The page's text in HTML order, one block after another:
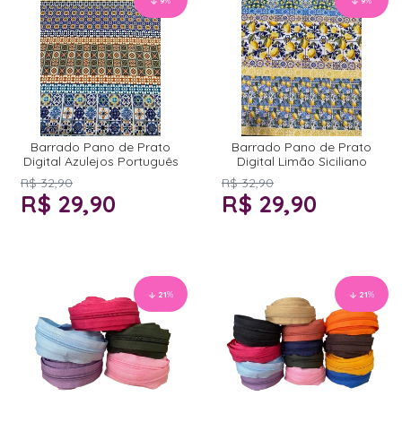
Barrado Pano de Prato
Digital Azulejos Português
R$ 32,90
R$ 29,90
Barrado Pano de Prato
Digital Limão Siciliano
R$ 32,90
R$ 29,90
21% 21%